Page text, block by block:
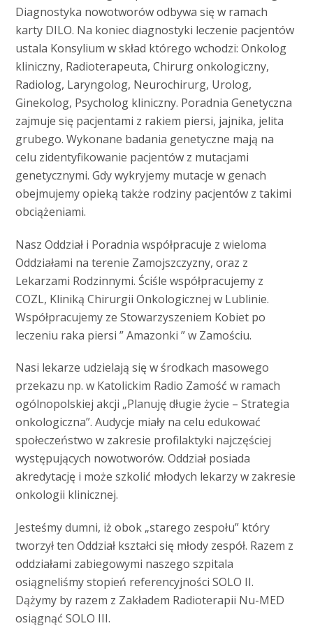
Diagnostyka nowotworów odbywa się w ramach
karty DILO. Na koniec diagnostyki leczenie pacjentów
ustala Konsylium w skład którego wchodzi: Onkolog
kliniczny, Radioterapeuta, Chirurg onkologiczny,
Radiolog, Laryngolog, Neurochirurg, Urolog,
Ginekolog, Psycholog kliniczny. Poradnia Genetyczna
zajmuje się pacjentami z rakiem piersi, jajnika, jelita
grubego. Wykonane badania genetyczne mają na
celu zidentyfikowanie pacjentów z mutacjami
genetycznymi. Gdy wykryjemy mutacje w genach
obejmujemy opieką także rodziny pacjentów z takimi
obciążeniami.
Nasz Oddział i Poradnia współpracuje z wieloma
Oddziałami na terenie Zamojszczyzny, oraz z
Lekarzami Rodzinnymi. Ściśle współpracujemy z
COZL, Kliniką Chirurgii Onkologicznej w Lublinie.
Współpracujemy ze Stowarzyszeniem Kobiet po
leczeniu raka piersi ” Amazonki ” w Zamościu.
Nasi lekarze udzielają się w środkach masowego
przekazu np. w Katolickim Radio Zamość w ramach
ogólnopolskiej akcji „Planuję długie życie – Strategia
onkologiczna”. Audycje miały na celu edukować
społeczeństwo w zakresie profilaktyki najczęściej
występujących nowotworów. Oddział posiada
akredytację i może szkolić młodych lekarzy w zakresie
onkologii klinicznej.
Jesteśmy dumni, iż obok „starego zespołu” który
tworzył ten Oddział kształci się młody zespół. Razem z
oddziałami zabiegowymi naszego szpitala
osiągneliśmy stopień referencyjności SOLO II.
Dążymy by razem z Zakładem Radioterapii Nu-MED
osiągnąć SOLO III.